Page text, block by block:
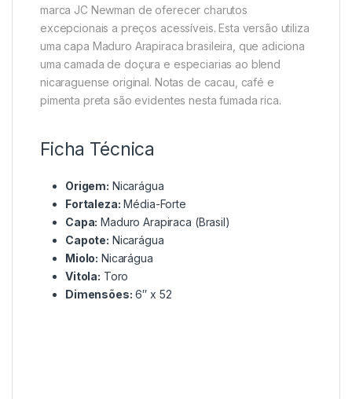
marca JC Newman de oferecer charutos
excepcionais a preços acessíveis. Esta versão utiliza
uma capa Maduro Arapiraca brasileira, que adiciona
uma camada de doçura e especiarias ao blend
nicaraguense original. Notas de cacau, café e
pimenta preta são evidentes nesta fumada rica.
Ficha Técnica
Origem: Nicarágua
Fortaleza: Média-Forte
Capa: Maduro Arapiraca (Brasil)
Capote: Nicarágua
Miolo: Nicarágua
Vitola: Toro
Dimensões: 6″ x 52